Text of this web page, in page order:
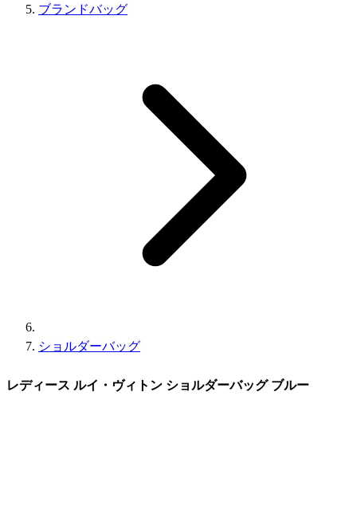
ブランドバッグ
ショルダーバッグ
レディース ルイ・ヴィトン ショルダーバッグ ブルー